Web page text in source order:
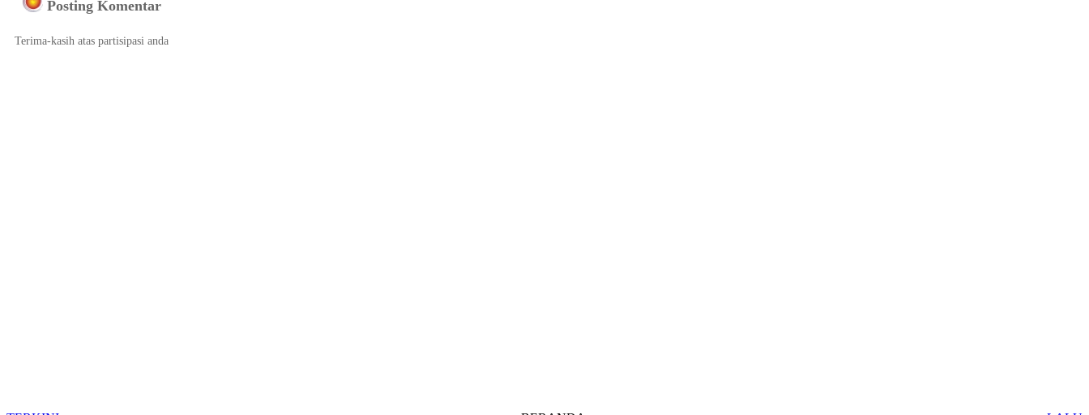
Posting Komentar
Terima-kasih atas partisipasi anda